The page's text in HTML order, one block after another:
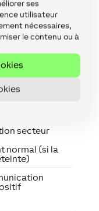
ses
utilisateur
nécessaires,
le contenu ou à
l'appareil
pas se
via
en cours.
secteur
normal (si la